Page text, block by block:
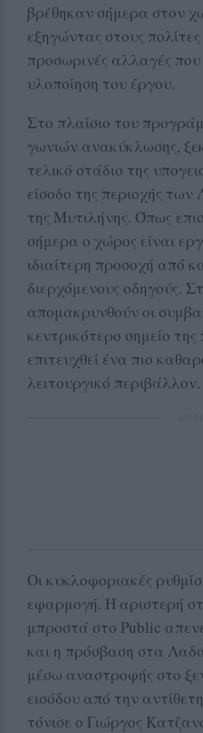
βρέθηκαν σήμερα στον
εξηγώντας στους
προσωρινές αλλαγές
υλοποίηση του έργου.
Στο πλαίσιο του
γωνιών ανακύκλωσης,
τελικό στάδιο της
είσοδο της περιοχής
της Μυτιλήνης. Όπως
σήμερα ο χώρος είναι
ιδιαίτερη προσοχή από
διερχόμενους οδηγούς.
απομακρυνθούν οι
κεντρικότερο σημείο
επιτευχθεί ένα πιο
λειτουργικό περιβάλλον.
Οι κυκλοφοριακές
εφαρμογή. Η αριστερή
μπροστά στο Public
και η πρόσβαση στα
μέσω αναστροφής στο
εισόδου από την
τόνισε ο Γιώργος